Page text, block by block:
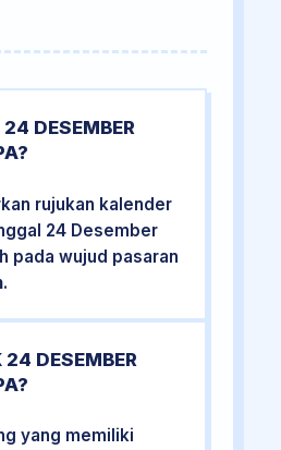
DESEMBER
rujukan kalender
24 Desember
pada wujud pasaran
.
DESEMBER
yang memiliki